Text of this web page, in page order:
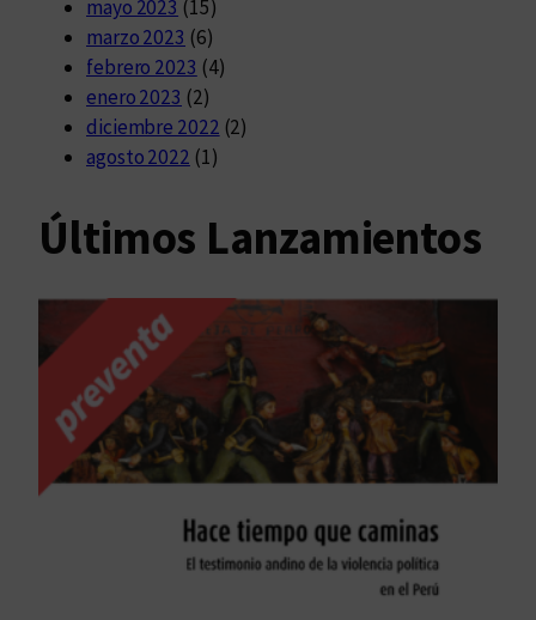
mayo 2023 (15)
marzo 2023 (6)
febrero 2023 (4)
enero 2023 (2)
diciembre 2022 (2)
agosto 2022 (1)
Últimos Lanzamientos